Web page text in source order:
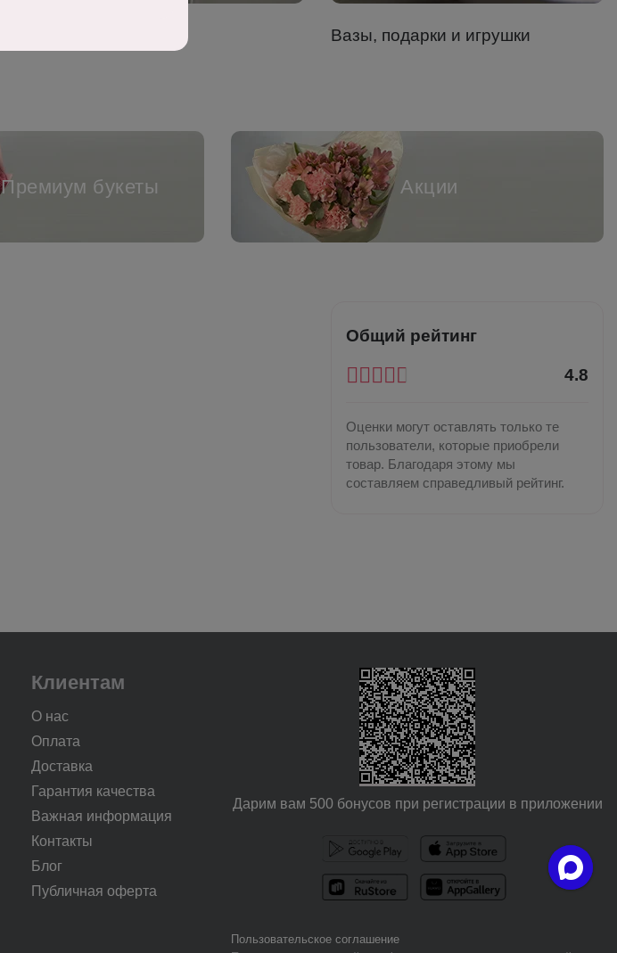
Вазы, подарки и игрушки
Премиум букеты Акции
Общий рейтинг
4.8
Оценки могут оставлять только те
пользователи, которые приобрели
товар. Благодаря этому мы
составляем справедливый рейтинг.
Клиентам
О нас
Оплата
Доставка
Гарантия качества
Важная информация
Контакты
Блог
Публичная оферта
Дарим вам 500 бонусов при регистрации в приложении
Пользовательское соглашение